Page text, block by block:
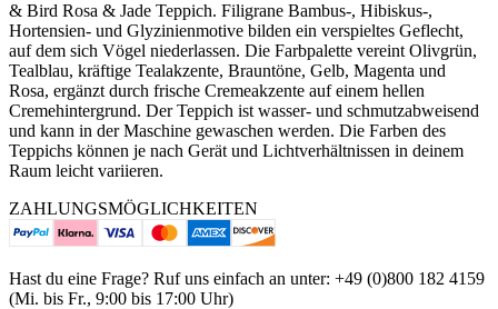
& Bird Rosa & Jade Teppich. Filigrane Bambus-, Hibiskus-,
Hortensien- und Glyzinienmotive bilden ein verspieltes Geflecht,
auf dem sich Vögel niederlassen. Die Farbpalette vereint Olivgrün,
Tealblau, kräftige Tealakzente, Brauntöne, Gelb, Magenta und
Rosa, ergänzt durch frische Cremeakzente auf einem hellen
Cremehintergrund. Der Teppich ist wasser- und schmutzabweisend
und kann in der Maschine gewaschen werden. Die Farben des
Teppichs können je nach Gerät und Lichtverhältnissen in deinem
Raum leicht variieren.
ZAHLUNGSMÖGLICHKEITEN
Hast du eine Frage? Ruf uns einfach an unter: +49 (0)800 182 4159
(Mi. bis Fr., 9:00 bis 17:00 Uhr)